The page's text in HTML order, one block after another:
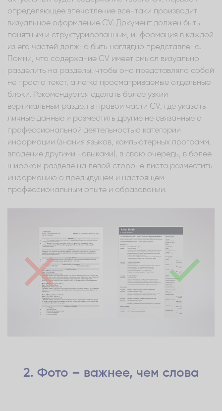
определяющее впечатление все-таки производит
визуальное оформление CV. Документ должен быть
понятным и структурированным, информация в каждой
из его частей должна быть наглядно представлена.
Помни, что содержание CV имеет смысл визуально
разделить на разделы, чтобы оно представляло собой
не просто текст, а легко просматриваемые отдельные
блоки. Рекомендуется сделать более узкий
вертикальный раздел в правой части CV, где указать
личные данные и разместить другие не связанные с
профессиональной деятельностью категории
информации (знания языков, компьютерных программ,
владение другими навыками), в свою очередь, в более
широком разделе на левой стороне листа разместить
информацию о предыдущем и настоящем
профессиональным опыте и образовании.
2. Фото – важнее, чем слова